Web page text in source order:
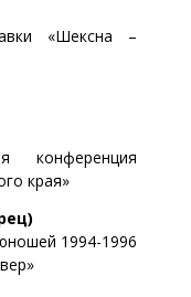
«Шексна –
конференция
края»
1994-1996